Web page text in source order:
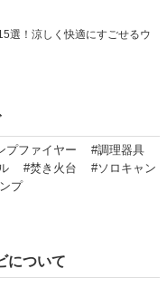
選！涼しく快適にすごせるウ
プファイヤー
#調理器具
#焚き火台
#ソロキャン
プ
について